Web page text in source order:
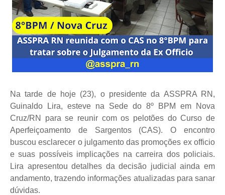
Na tarde de hoje (23), o presidente da ASSPRA RN,
Guinaldo Lira, esteve na Sede do 8º BPM em Nova
Cruz/RN para se reunir com os pelotões do Curso de
Aperfeiçoamento de Sargentos (CAS). O encontro
buscou esclarecer o julgamento das promoções ex officio
e suas possíveis implicações na carreira dos policiais.
Lira apresentou detalhes da decisão judicial ainda em
andamento, trazendo informações atualizadas para sanar
dúvidas.